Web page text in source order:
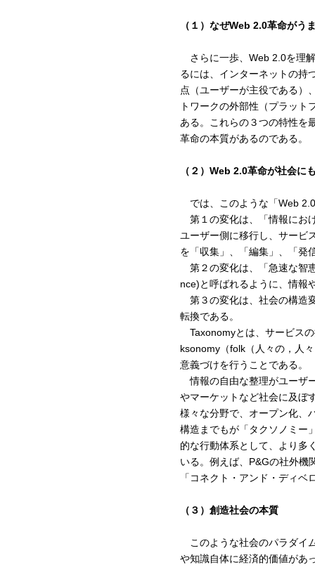
（１）なぜWeb 2.0革命がう
さらに一歩、Web 2.0を理
るには、インターネットの持
点（ユーザーが主役である）
トワークの外部性（プラッ
ある。これらの３つの特性を
革命の本質があるのである。
（２）Web 2.0革命が社会に
では、このような「Web
第１の変化は、「情報にお
ユーザー側に移行し、サービ
を「収集」、「編集」、「発
第２の変化は、「急速な智
nce)と呼ばれるように、情報
第３の変化は、社会の構造
転換である。
Taxonomyとは、サービス
ksonomy（folk（人々の，人
意義づけを行うことである。
情報の自由な整理がユーザ
やマーケットなど社会に及ぼ
様々な分野で、オープン化、
構造までもが「タクソノミー
的な行動体系として、より多
いる。例えば、P&Gの社外機
「コネクト・アンド・ディ
（３）創造社会の本質
このような社会のパラダイ
や知識自体に経済的価値があ